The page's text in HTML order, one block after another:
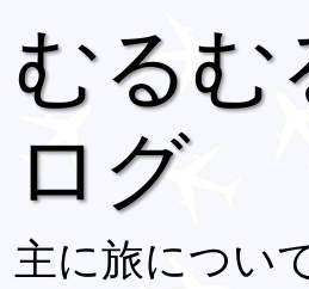
むるむ
ログ
主に旅につい